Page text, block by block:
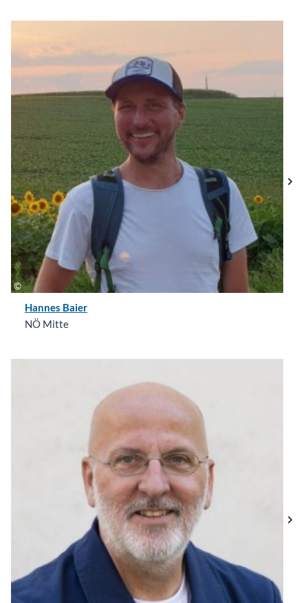
Hannes Baier
NÖ Mitte